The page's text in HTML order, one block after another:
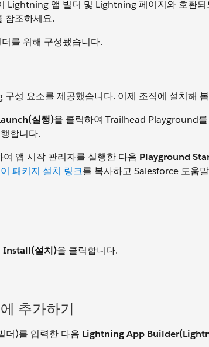
Lightning 앱 빌더 및 Lightning 페이지와 호환되
참조하세요.
를 위해 구성됐습니다.
성 요소를 제공했습니다. 이제 조직에 설치해
실행)을 클릭하여 Trailhead Playground를
합니다.
앱 시작 관리자를 실행한 다음 Playground
이 패키지 설치 링크를 복사하고 Salesforce 도움
Install(설치)을 클릭합니다.
추가하기
더)를 입력한 다음 Lightning App